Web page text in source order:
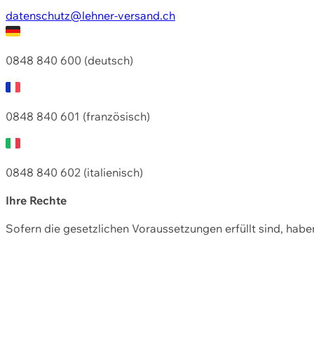
datenschutz@lehner-versand.ch
0848 840 600 (deutsch)
0848 840 601 (französisch)
0848 840 602 (italienisch)
Ihre Rechte
Sofern die gesetzlichen Voraussetzungen erfüllt sind,